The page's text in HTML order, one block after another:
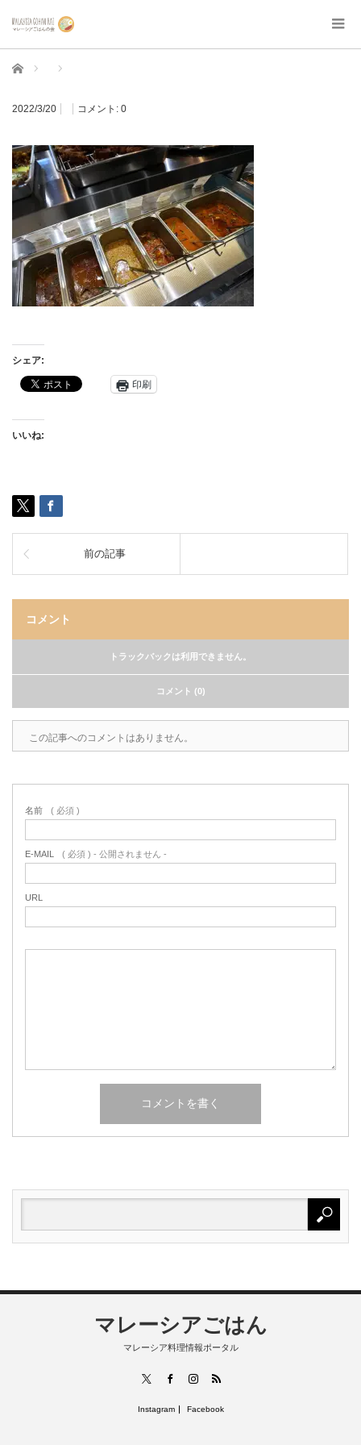
ホーム
2022/3/20 コメント: 0
シェア:
印刷
いいね:
前の記事
コメント
トラックバックは利用できません。
コメント (0)
この記事へのコメントはありません。
名前 ( 必須 )
E-MAIL ( 必須 ) - 公開されません -
URL
マレーシアごはん
マレーシア料理情報ポータル
FacebookInstagram
RSS
Instagram Facebook